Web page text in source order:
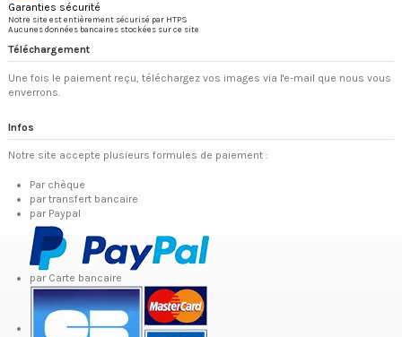
Garanties sécurité
Notre site est entièrement sécurisé par HTPS
Aucunes données bancaires stockées sur ce site
Téléchargement
Une fois le paiement reçu, téléchargez vos images via l'e-mail que nous vous
enverrons.
Infos
Notre site accepte plusieurs formules de paiement :
Par chèque
par transfert bancaire
par Paypal
par Carte bancaire